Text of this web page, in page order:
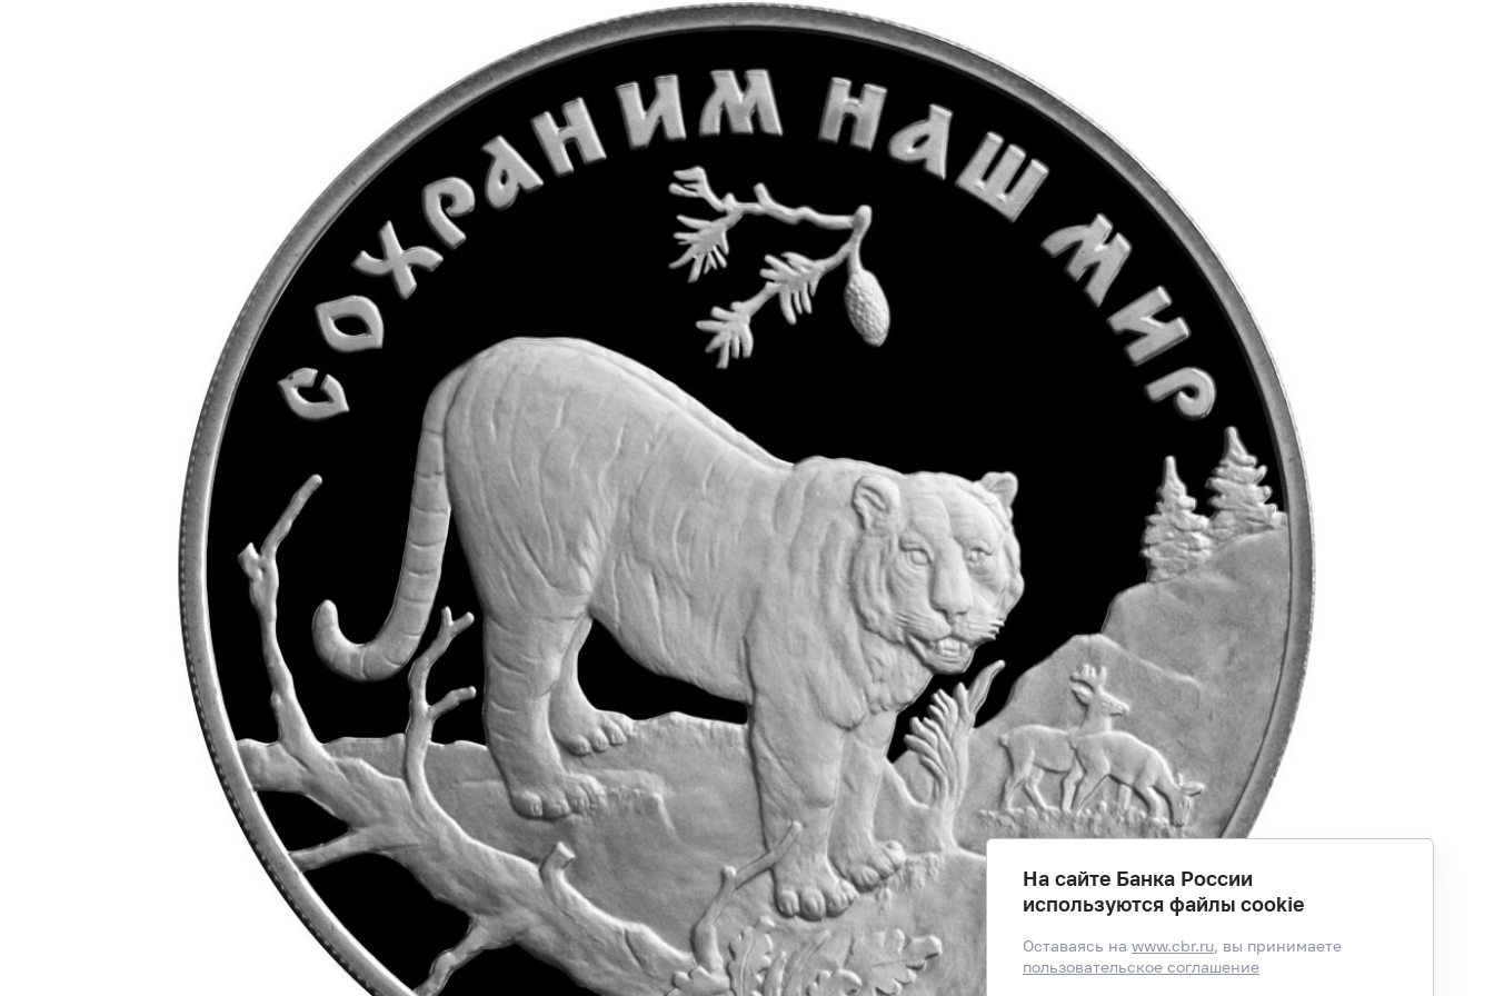
На сайте Банка России
используются файлы cookie
Оставаясь наwww.cbr.ru, вы принимаете
пользовательское соглашение